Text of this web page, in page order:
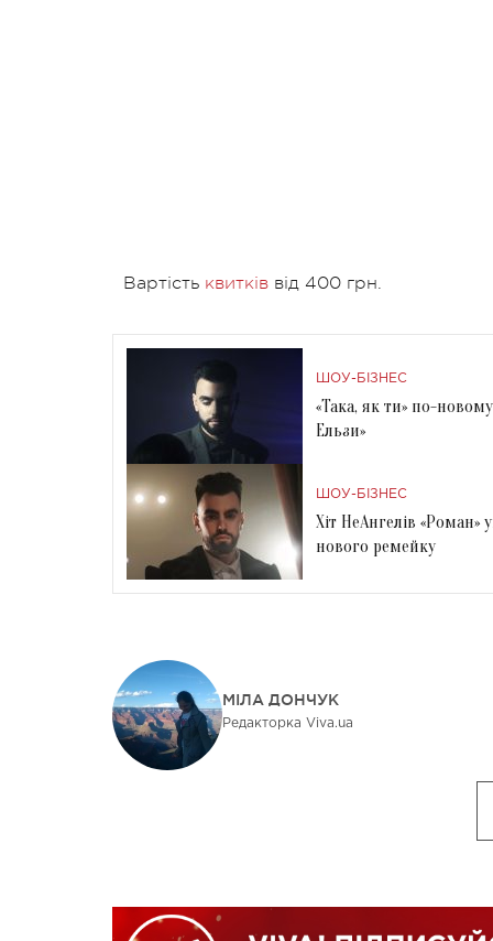
Вартість квитків від 400 грн.
ШОУ-БІЗНЕС
«Така, як ти» по-
Ельзи»
ШОУ-БІЗНЕС
Хіт НеАнгелів
нового ремейку
МІЛА ДОНЧУК
Редакторка Viva.ua